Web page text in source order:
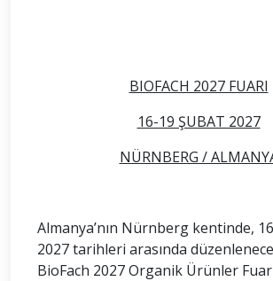
BIOFACH 2027 FUARI
16-19 ŞUBAT 2027
NÜRNBERG /
Almanya’nın Nürnberg kentinde,
2027 tarihleri arasında
BioFach 2027 Organik Ürünler